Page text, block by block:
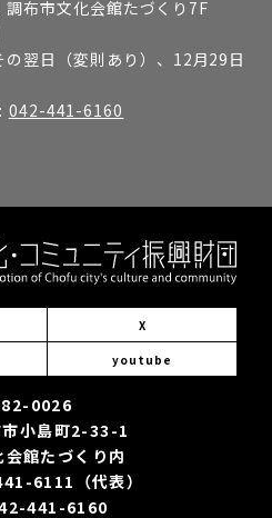
布市文化会館たづくり7F
翌日（変則あり）、12月29日
042-441-6160
X
youtube
0026
小島町2-33-1
館たづくり内
6111（代表）
441-6160